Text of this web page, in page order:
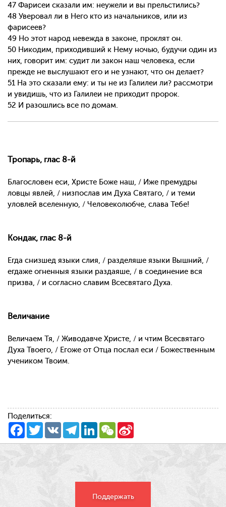
47 Фарисеи сказали им: неужели и вы прельстились?
48 Уверовал ли в Него кто из начальников, или из
фарисеев?
49 Но этот народ невежда в законе, проклят он.
50 Никодим, приходивший к Нему ночью, будучи один из
них, говорит им: судит ли закон наш человека, если
прежде не выслушают его и не узнают, что он делает?
51 На это сказали ему: и ты не из Галилеи ли? рассмотри
и увидишь, что из Галилеи не приходит пророк.
52 И разошлись все по домам.
Тропарь, глас 8-й
Благословен еси, Христе Боже наш, / Иже премудры
ловцы явлей, / низпослав им Духа Святаго, / и теми
уловлей вселенную, / Человеколюбче, слава Тебе!
Кондак, глас 8-й
Егда снизшед языки слия, / разделяше языки Вышний, /
егдаже огненныя языки раздаяше, / в соединение вся
призва, / и согласно славим Всесвятаго Духа.
Величание
Величаем Тя, / Живодавче Христе, / и чтим Всесвятаго
Духа Твоего, / Егоже от Отца послал еси / Божественным
учеником Твоим.
Поделиться:
Facebook
TwitterVK TelegramLinkedInWeChat
Поддержать